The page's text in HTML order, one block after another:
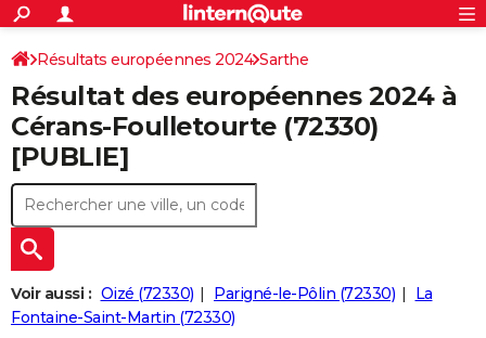
ACTUALITÉS
Politique
Société
Faits Divers
Education
Monde
Villes
+
SPORT
Coupe du monde 2026
Football
Tennis
Cyclisme
Rugby
Forum
CULTURE
Programme TV
TNT
Streaming
Cinéma
Sorties cinéma
Musique
+FINANCE
Retraite
Impôts
Epargne
Immobilier
Risques naturels par ville
Banque
Assurance
CréditAUTO
Essais
Réserver un essai
Citadines
Berlines
SUV
Forum auto
+HIGH-TECH
Mobiles
Meilleur smartphone
Internet
Ordinateurs
Jeux vidéo
Guide high-tech
+
BRICOLAGE
Forum
Aménagement intérieur
Extérieur
Cuisine
Salle de bains
Jardinage
Rangement
+
S'inscrire
Connexion
Résultats européennes 2024 Sarthe
Résultat des européennes 2024 à
Cérans-Foulletourte (72330)
[PUBLIE]
Voir aussi : Oizé (72330) Parigné-le-Pôlin (72330)
La
Fontaine-Saint-Martin (72330)